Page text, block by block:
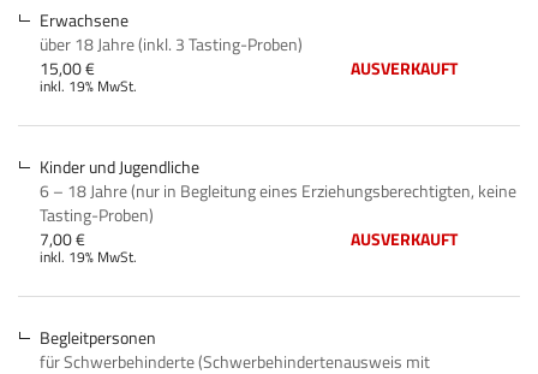
Erwachsene
über 18 Jahre (inkl. 3 Tasting-Proben)
15,00 €
inkl. 19% MwSt.
AUSVERKAUFT
Kinder und Jugendliche
6 – 18 Jahre (nur in Begleitung eines Erziehungsberechtigten, keine
Tasting-Proben)
7,00 €
inkl. 19% MwSt.
AUSVERKAUFT
Begleitpersonen
für Schwerbehinderte (Schwerbehindertenausweis mit